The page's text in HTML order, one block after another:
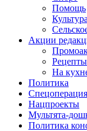
Помощь
Культура
Акции
Рецепты
На
Политика
Спецоперация
Нацпроекты
Мультята-
Политика